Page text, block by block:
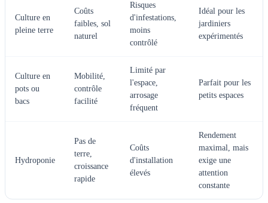
Culture en
pleine terre
Coûts
faibles, sol
naturel
Risques
d'infestations,
moins
contrôlé
Idéal pour les
jardiniers
expérimentés
Culture en
pots ou
bacs
Mobilité,
contrôle
facilité
Limité par
l'espace,
arrosage
fréquent
Parfait pour les
petits espaces
Hydroponie
Pas de
terre,
croissance
rapide
Coûts
d'installation
élevés
Rendement
maximal, mais
exige une
attention
constante